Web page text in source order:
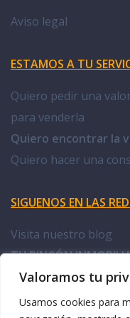
Valoramos tu
Usamos cookies para
Aviso legal
ESTAMOS A TU
Quiero pedir una
para venderla
Quiero encontrar la
Quiero hacer una
SIGUENOS EN LAS
Visita nuestro blog
TU RINCÓN
Facebook Doña Casa